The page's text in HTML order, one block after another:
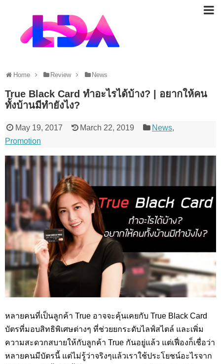
Home Review News
True Black Card ทำอะไรได้บ้าง? | อยากให้คน
ทั้งบ้านมีทำยังไง?
May 19, 2017 March 22, 2019 News,
Promotion
หลายคนที่เป็นลูกค้า True อาจจะคุ้นเคยกับ True Black Card
บัตรที่มอบสิทธิพิเศษต่างๆ ที่ช่วยยกระดับไลฟ์สไตล์ และเพิ่ม
ความสะดวกสบายให้กับลูกค้า True กันอยู่แล้ว แต่เฟื่องก็เชื่อว่า
หลายคนมีบัตรนี้ แต่ไม่รู้ว่าจริงๆแล้วเราใช้ประโยชน์อะไรจาก